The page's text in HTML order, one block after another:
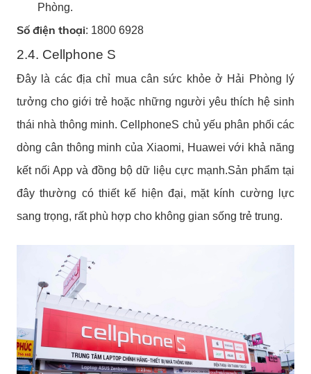
Phòng.
Số điện thoại: 1800 6928
2.4. Cellphone S
Đây là các địa chỉ mua cân sức khỏe ở Hải Phòng lý
tưởng cho giới trẻ hoặc những người yêu thích hệ sinh
thái nhà thông minh. CellphoneS chủ yếu phân phối các
dòng cân thông minh của Xiaomi, Huawei với khả năng
kết nối App và đồng bộ dữ liệu cực mạnh.Sản phẩm tại
đây thường có thiết kế hiện đại, mặt kính cường lực
sang trọng, rất phù hợp cho không gian sống trẻ trung.